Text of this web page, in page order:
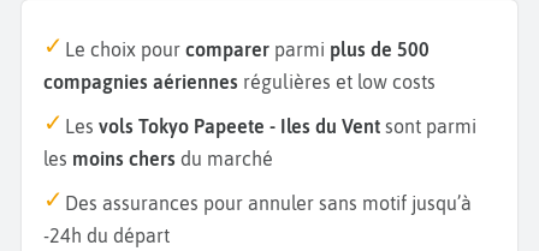
Le choix pour comparer parmi plus de 500
compagnies aériennes régulières et low costs
Les vols Tokyo Papeete - Iles du Vent sont parmi
les moins chers du marché
Des assurances pour annuler sans motif jusqu’à
-24h du départ